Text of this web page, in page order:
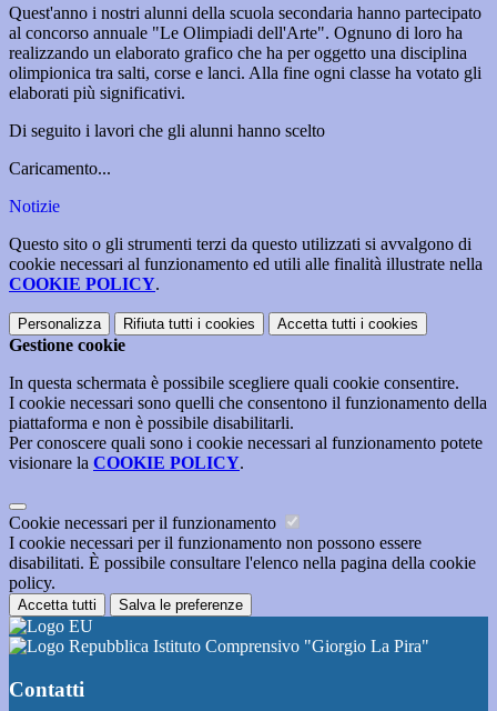
Quest'anno i nostri alunni della scuola secondaria hanno partecipato
al concorso annuale "Le Olimpiadi dell'Arte". Ognuno di loro ha
realizzando un elaborato grafico che ha per oggetto una disciplina
olimpionica tra salti, corse e lanci. Alla fine ogni classe ha votato gli
elaborati più significativi.
Di seguito i lavori che gli alunni hanno scelto
Caricamento...
Notizie
Questo sito o gli strumenti terzi da questo utilizzati si avvalgono di
cookie necessari al funzionamento ed utili alle finalità illustrate nella
COOKIE POLICY.
Personalizza Rifiuta tutti i cookies Accetta tutti i cookies
Gestione cookie
In questa schermata è possibile scegliere quali cookie consentire.
I cookie necessari sono quelli che consentono il funzionamento della
piattaforma e non è possibile disabilitarli.
Per conoscere quali sono i cookie necessari al funzionamento potete
visionare la COOKIE POLICY.
Cookie necessari per il funzionamento
I cookie necessari per il funzionamento non possono essere
disabilitati. È possibile consultare l'elenco nella pagina della cookie
policy.
Accetta tutti Salva le preferenze
Istituto Comprensivo "Giorgio La Pira"
Contatti